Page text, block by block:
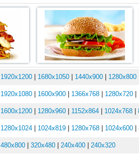
1920x1200 1680x1050 1440x900 1280x800
1920x1080 1600x900 1366x768 1280x720
1600x1200 1280x960 1152x864 1024x768
1280x1024 1024x819 1280x768 1024x600
480x800 320x480 240x400 240x320